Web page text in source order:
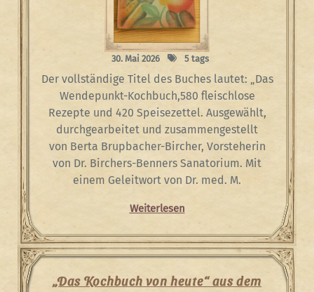
30. Mai 2026 5 tags
Der vollständige Titel des Buches lautet: „Das
Wendepunkt-Kochbuch,580 fleischlose
Rezepte und 420 Speisezettel. Ausgewählt,
durchgearbeitet und zusammengestellt
von Berta Brupbacher-Bircher, Vorsteherin
von Dr. Birchers-Benners Sanatorium. Mit
einem Geleitwort von Dr. med. M.
Weiterlesen
„Das Kochbuch von heute“ aus dem